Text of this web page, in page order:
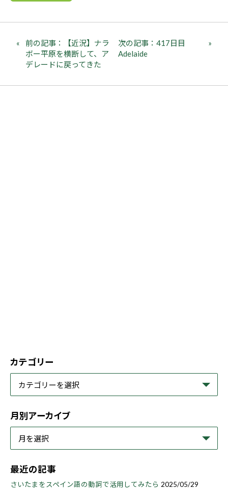
前の記事：【近況】ナラ
ボー平原を横断して、ア
デレードに戻ってきた
次の記事：417日目
Adelaide
カテゴリー
月別アーカイブ
最近の記事
さいたまをスペイン語の動詞で活用してみたら 2025/05/29